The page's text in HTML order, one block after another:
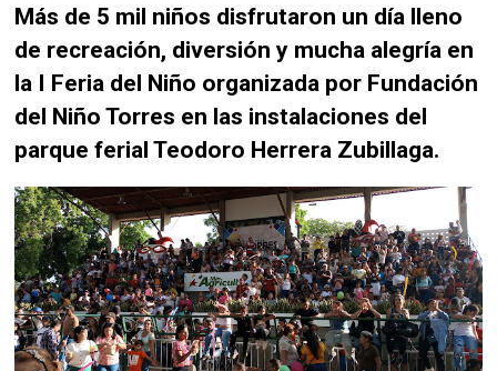
Más de 5 mil niños disfrutaron un día lleno
de recreación, diversión y mucha alegría en
la I Feria del Niño organizada por Fundación
del Niño Torres en las instalaciones del
parque ferial Teodoro Herrera Zubillaga.